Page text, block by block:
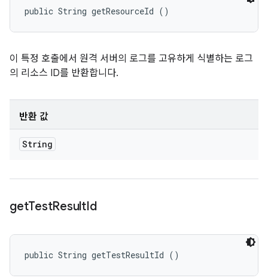
public String getResourceId ()
이 특정 호출에서 원격 서버의 로그를 고유하게 식별하는 로그
의 리소스 ID를 반환합니다.
반환 값
String
getTestResultId
public String getTestResultId ()